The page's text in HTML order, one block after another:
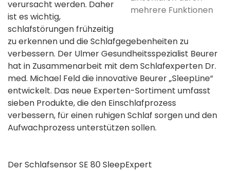
mehrere Funktionen
verursacht werden. Daher
ist es wichtig,
schlafstörungen frühzeitig
zu erkennen und die Schlafgegebenheiten zu
verbessern. Der Ulmer Gesundheitsspezialist Beurer
hat in Zusammenarbeit mit dem Schlafexperten Dr.
med. Michael Feld die innovative Beurer „SleepLine“
entwickelt. Das neue Experten-Sortiment umfasst
sieben Produkte, die den Einschlafprozess
verbessern, für einen ruhigen Schlaf sorgen und den
Aufwachprozess unterstützen sollen.
Der Schlafsensor SE 80 SleepExpert